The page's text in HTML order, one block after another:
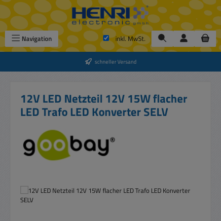
Zum Hauptinhalt springen
Navigation inkl. MwSt.
schneller Versand
12V LED Netzteil 12V 15W flacher
LED Trafo LED Konverter SELV
Bildergalerie überspringen